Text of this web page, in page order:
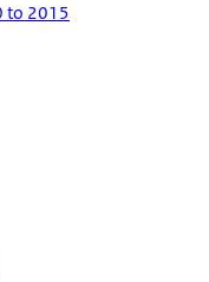
to 2015